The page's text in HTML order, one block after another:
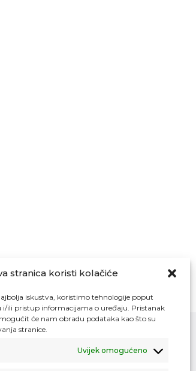
stranica koristi kolačiće
iskustva, koristimo tehnologije poput
i/ili pristup informacijama o uređaju. Pristanak
će nam obradu podataka kao što su
stranice.
Uvijek omogućeno